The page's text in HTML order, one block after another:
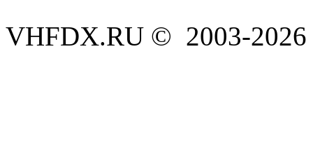
VHFDX.RU © 2003-2026